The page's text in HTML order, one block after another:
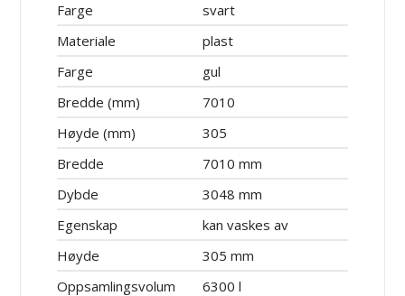
Farge
svart
Materiale
plast
Farge
gul
Bredde (mm)
7010
Høyde (mm)
305
Bredde
7010 mm
Dybde
3048 mm
Egenskap
kan vaskes av
Høyde
305 mm
Oppsamlingsvolum
6300 l